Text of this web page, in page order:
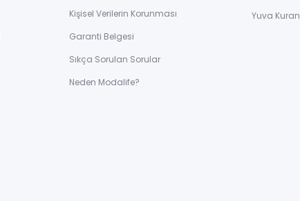
Kişisel Verilerin Korunması
Garanti Belgesi
Sıkça Sorulan Sorular
Neden Modalife?
Yuva